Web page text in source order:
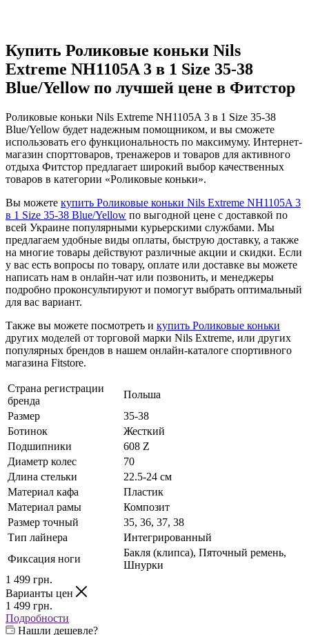
Купить Роликовые коньки Nils
Extreme NH1105A 3 в 1 Size 35-38
Blue/Yellow по лучшей цене в Фитстор
Роликовые коньки Nils Extreme NH1105A 3 в 1 Size 35-38
Blue/Yellow будет надежным помощником, и вы сможете
использовать его функциональность по максимуму. Интернет-
магазин спорттоваров, тренажеров и товаров для активного
отдыха Фитстор предлагает широкий выбор качественных
товаров в категории «Роликовые коньки».
Вы можете купить Роликовые коньки Nils Extreme NH1105A 3
в 1 Size 35-38 Blue/Yellow по выгодной цене с доставкой по
всей Украине популярными курьерскими службами. Мы
предлагаем удобные виды оплаты, быструю доставку, а также
на многие товары действуют различные акции и скидки. Если
у вас есть вопросы по товару, оплате или доставке вы можете
написать нам в онлайн-чат или позвонить, и менеджеры
подробно проконсультируют и помогут выбрать оптимальный
для вас вариант.
Также вы можете посмотреть и купить Роликовые коньки
других моделей от торговой марки Nils Extreme, или других
популярных брендов в нашем онлайн-каталоге спортивного
магазина Fitstore.
Страна регистрации
бренда
Польша
Размер
35-38
Ботинок
Жесткий
Подшипники
608 Z
Диаметр колес
70
Длина стельки
22.5-24 см
Материал кафа
Пластик
Материал рамы
Композит
Размер точный
35, 36, 37, 38
Тип лайнера
Интегрированный
Фиксация ноги
Бакля (клипса), Пяточный ремень,
Шнурки
1 499 грн.
Варианты цен
1 499 грн.
Подробности
Нашли дешевле?